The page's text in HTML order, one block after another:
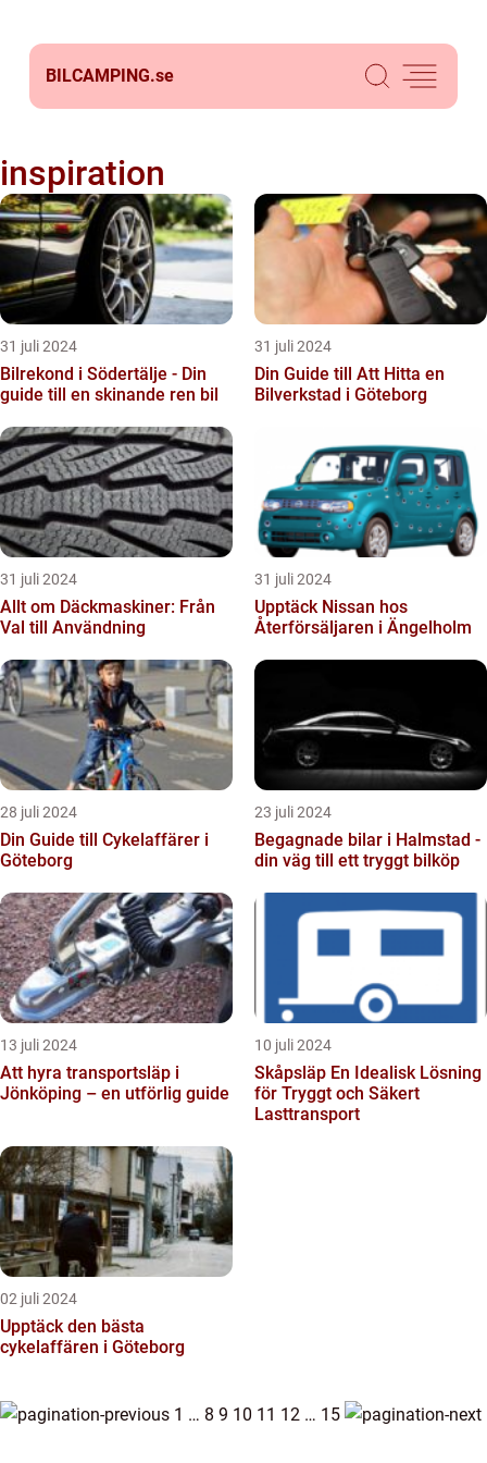
BILCAMPING.se
inspiration
31 juli 2024
Bilrekond i Södertälje - Din
guide till en skinande ren bil
31 juli 2024
Din Guide till Att Hitta en
Bilverkstad i Göteborg
31 juli 2024
Allt om Däckmaskiner: Från
Val till Användning
31 juli 2024
Upptäck Nissan hos
Återförsäljaren i Ängelholm
28 juli 2024
Din Guide till Cykelaffärer i
Göteborg
23 juli 2024
Begagnade bilar i Halmstad -
din väg till ett tryggt bilköp
13 juli 2024
Att hyra transportsläp i
Jönköping – en utförlig guide
10 juli 2024
Skåpsläp En Idealisk Lösning
för Tryggt och Säkert
Lasttransport
02 juli 2024
Upptäck den bästa
cykelaffären i Göteborg
1 … 8 9 10 11 12 … 15